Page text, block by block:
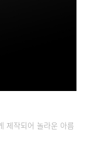
제작되어 놀라운 아름